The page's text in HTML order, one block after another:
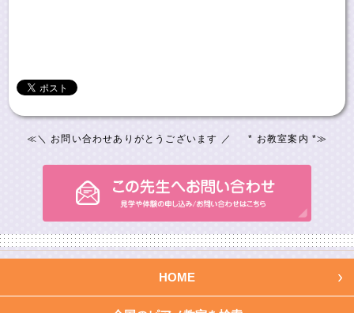
≪＼ お問い合わせありがとうございます ／ * お教室案内 *≫
HOME